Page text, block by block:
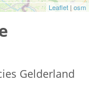
Leaflet | osm
Gelderland